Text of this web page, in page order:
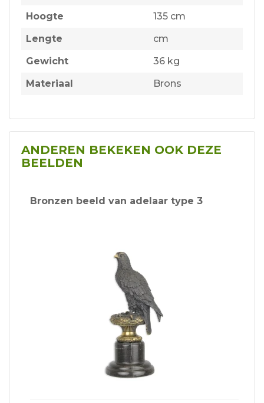
Hoogte
135 cm
Lengte
cm
Gewicht
36 kg
Materiaal
Brons
ANDEREN BEKEKEN OOK DEZE
BEELDEN
Bronzen beeld van adelaar type 3